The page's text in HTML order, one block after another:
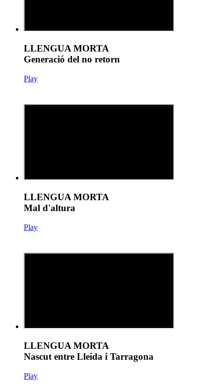
LLENGUA MORTA
Generació del no retorn
Play
LLENGUA MORTA
Mal d'altura
Play
LLENGUA MORTA
Nascut entre Lleida i Tarragona
Play